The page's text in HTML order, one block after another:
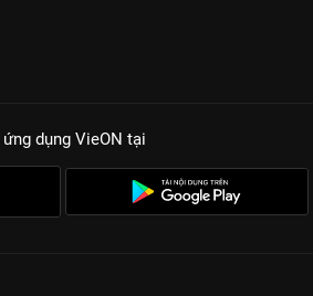
dụng VieON tại